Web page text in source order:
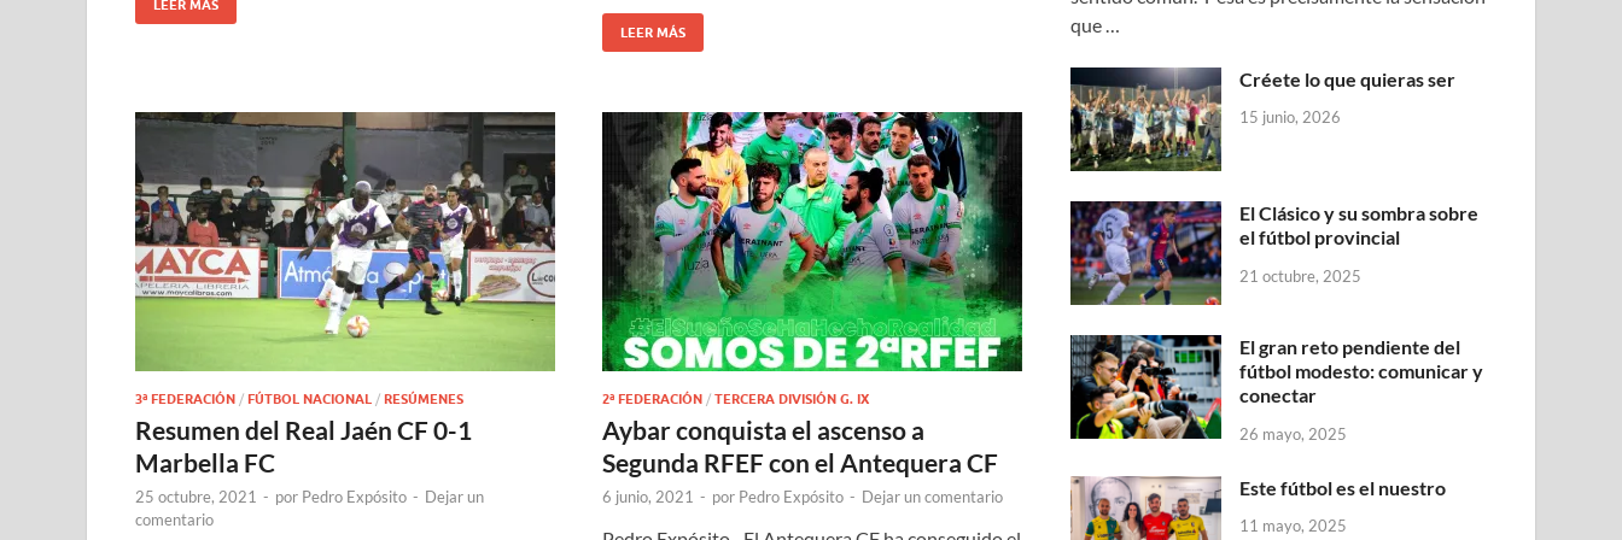
LEER MÁS
LEER MÁS
3ª FEDERACIÓN / FÚTBOL NACIONAL / RESÚMENES
Resumen del Real Jaén CF 0-1
Marbella FC
25 octubre, 2021 - por Pedro Expósito - Dejar un
comentario
2ª FEDERACIÓN / TERCERA DIVISIÓN G. IX
Aybar conquista el ascenso a
Segunda RFEF con el Antequera CF
6 junio, 2021 - por Pedro Expósito - Dejar un comentario
que …
Créete lo que quieras ser
15 junio, 2026
El Clásico y su sombra sobre
el fútbol provincial
21 octubre, 2025
El gran reto pendiente del
fútbol modesto: comunicar y
conectar
26 mayo, 2025
Este fútbol es el nuestro
11 mayo, 2025